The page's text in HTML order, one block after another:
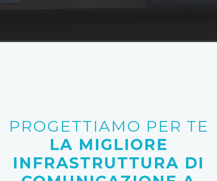
PROGETTIAMO PER TE
LA MIGLIORE
INFRASTRUTTURA DI